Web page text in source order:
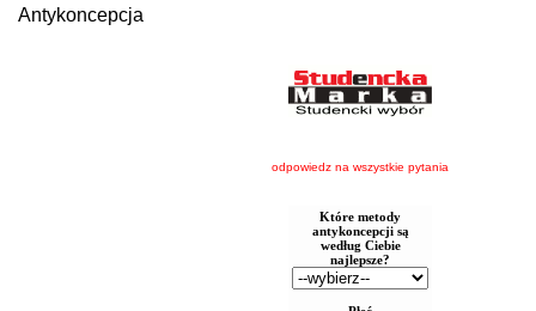
Antykoncepcja
odpowiedz na wszystkie pytania